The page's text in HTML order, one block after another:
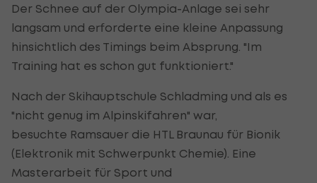
Der Schnee auf der Olympia-Anlage sei sehr
langsam und erforderte eine kleine Anpassung
hinsichtlich des Timings beim Absprung. "Im
Training hat es schon gut funktioniert."
Nach der Skihauptschule Schladming und als es
"nicht genug im Alpinskifahren" war,
besuchte Ramsauer die HTL Braunau für Bionik
(Elektronik mit Schwerpunkt Chemie). Eine
Masterarbeit für Sport und